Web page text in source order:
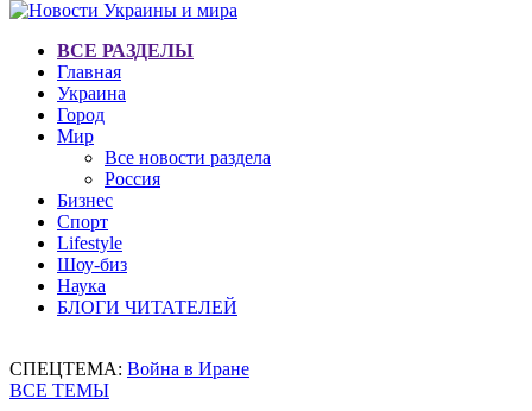
ВСЕ РАЗДЕЛЫ
Главная
Украина
Город
Мир
Все новости раздела
Россия
Бизнес
Спорт
Lifestyle
Шоу-биз
Наука
БЛОГИ ЧИТАТЕЛЕЙ
СПЕЦТЕМА: Война в Иране
ВСЕ ТЕМЫ